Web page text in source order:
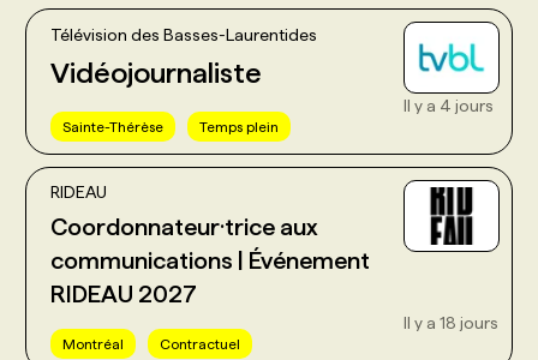
Télévision des Basses-Laurentides
Vidéojournaliste
Sainte-Thérèse Temps plein
Il y a 4 jours
RIDEAU
Coordonnateur·trice aux
communications | Événement
RIDEAU 2027
Montréal Contractuel
Il y a 18 jours